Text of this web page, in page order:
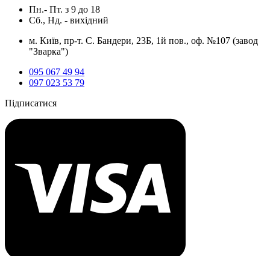
Пн.- Пт. з 9 до 18
Сб., Нд. - вихідний
м. Київ, пр-т. С. Бандери, 23Б, 1й пов., оф. №107 (завод
"Зварка")
095 067 49 94
097 023 53 79
Підписатися